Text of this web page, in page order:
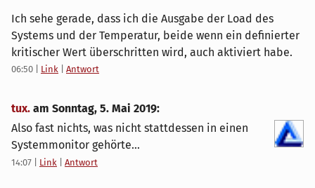
Ich sehe gerade, dass ich die Ausgabe der Load des
Systems und der Temperatur, beide wenn ein definierter
kritischer Wert überschritten wird, auch aktiviert habe.
06:50 Link Antwort
tux. am Sonntag, 5. Mai 2019:
Also fast nichts, was nicht stattdessen in einen
Systemmonitor gehörte...
14:07 Link Antwort